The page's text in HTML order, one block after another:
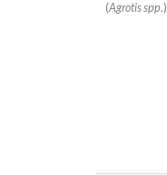
(Agrotis spp.)